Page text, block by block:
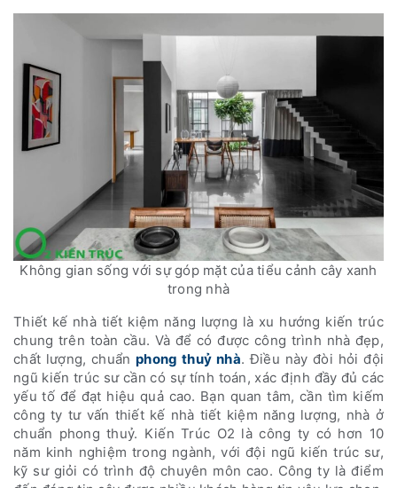
Không gian sống với sự góp mặt của tiểu cảnh cây xanh
trong nhà
Thiết kế nhà tiết kiệm năng lượng là xu hướng kiến trúc
chung trên toàn cầu. Và để có được công trình nhà đẹp,
chất lượng, chuẩnphong thuỷ nhà. Điều này đòi hỏi đội
ngũ kiến trúc sư cần có sự tính toán, xác định đầy đủ các
yếu tố để đạt hiệu quả cao. Bạn quan tâm, cần tìm kiếm
công ty tư vấn thiết kế nhà tiết kiệm năng lượng, nhà ở
chuẩn phong thuỷ. Kiến Trúc O2 là công ty có hơn 10
năm kinh nghiệm trong ngành, với đội ngũ kiến trúc sư,
kỹ sư giỏi có trình độ chuyên môn cao. Công ty là điểm